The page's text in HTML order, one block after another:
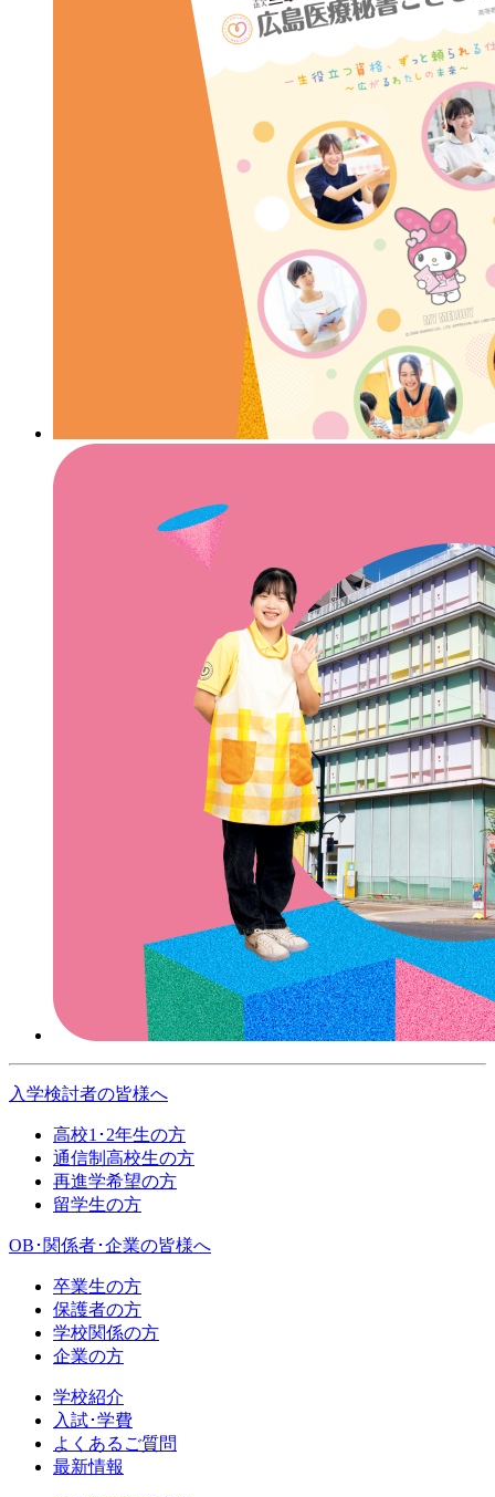
入学検討者の皆様へ
高校1･2年生の方
通信制高校生の方
再進学希望の方
留学生の方
OB･関係者･企業の皆様へ
卒業生の方
保護者の方
学校関係の方
企業の方
学校紹介
入試･学費
よくある ご質問
最新情報